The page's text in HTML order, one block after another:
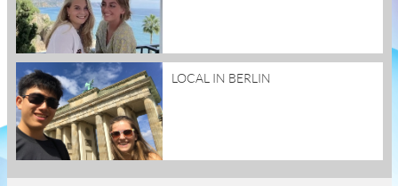
read
more
LOCAL IN BERLIN